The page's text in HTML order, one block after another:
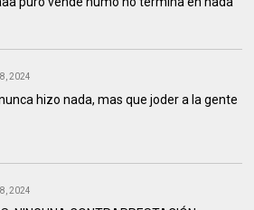
2024
hizo nada, mas que joder a la gente
2024